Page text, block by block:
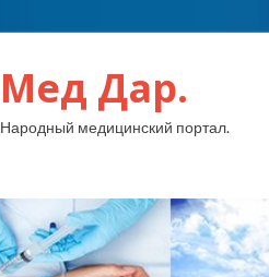
Мед Дар.
Народный медицинский портал.